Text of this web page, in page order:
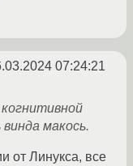
07:24:21
макось.
от Линукса, все